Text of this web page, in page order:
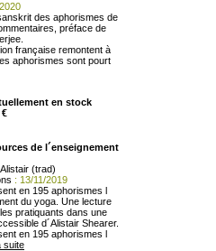
des aphorismes de
préface de
française remontent à
aphorismes sont pourt
en stock
€
de l´enseignement
(trad)
: 13/11/2019
en 195 aphorismes l
du yoga. Une lecture
pratiquants dans une
d´Alistair Shearer.
en 195 aphorismes l
suite